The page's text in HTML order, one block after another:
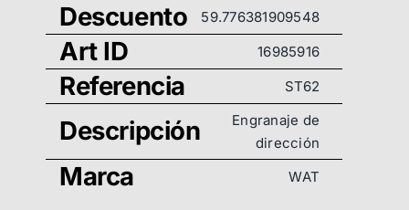
Descuento 59.776381909548
Art ID 16985916
Referencia ST62
Descripción
Engranaje de
dirección
Marca WAT